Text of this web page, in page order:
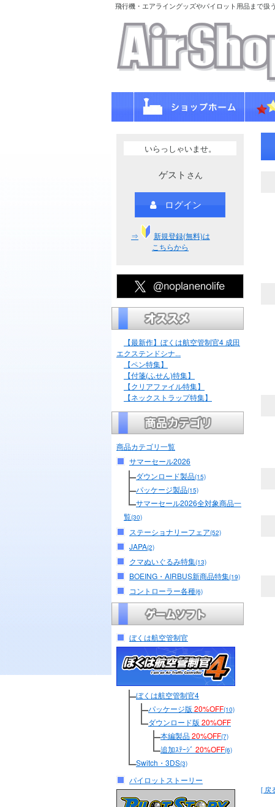
飛行機・エアライングッズやパイロット用品まで扱
いらっしゃいませ。
ゲスト さん
ログイン
⇒
新規登録(無料)は
こちらから
【最新作】ぼくは航空管制官4 成田
エクステンドシナ...
【ペン特集】
【付箋(ふせん)特集】
【クリアファイル特集】
【ネックストラップ特集】
商品カテゴリ一覧
サマーセール2026
ダウンロード製品(15)
パッケージ製品(15)
サマーセール2026全対象商品一
覧(30)
ステーショナリーフェア(52)
JAPA(2)
クマぬいぐるみ特集(13)
BOEING・AIRBUS新商品特集(19)
コントローラー各種(6)
ぼくは航空管制官
ぼくは航空管制官4
パッケージ版 20%OFF(10)
ダウンロード版 20%OFF
本編製品20%OFF(7)
追加ｽﾃｰｼﾞ 20%OFF(6)
Switch・3DS(3)
パイロットストーリー
[ 戻